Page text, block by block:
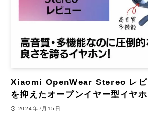
Xiaomi OpenWear Stereo レビ
を抑えたオープンイヤー型イヤ
2024年7月15日